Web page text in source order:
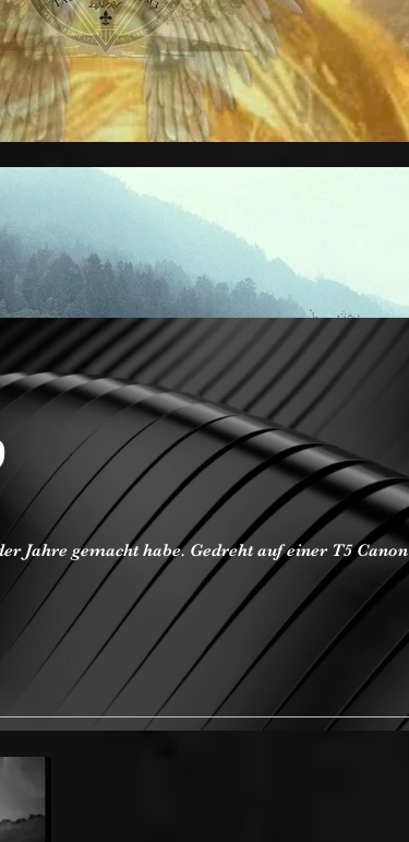
Jahre gemacht habe. Gedreht auf einer T5 Canon